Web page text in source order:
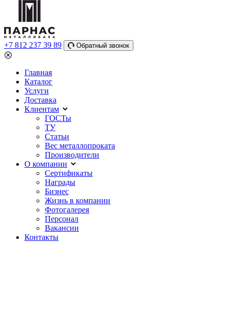
+7 812 237 39 89 Обратный звонок
Главная
Каталог
Услуги
Доставка
Клиентам
ГОСТы
ТУ
Статьи
Вес металлопроката
Производители
О компании
Сертификаты
Награды
Бизнес
Жизнь в компании
Фотогалерея
Персонал
Вакансии
Контакты